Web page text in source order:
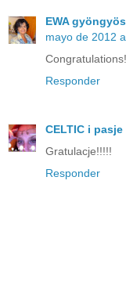
EWA
mayo de 2012
Congratulations!
Responder
CELTIC i pasje
Gratulacje!!!!!
Responder